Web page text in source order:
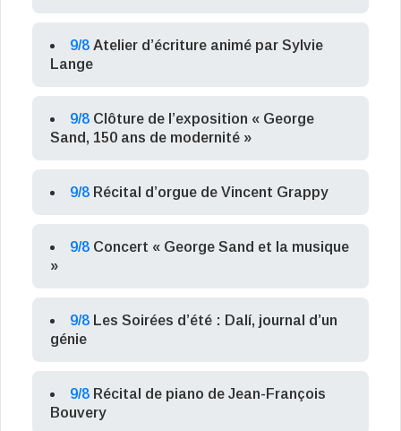
9/8 Atelier d’écriture animé par Sylvie
Lange
9/8 Clôture de l’exposition « George
Sand, 150 ans de modernité »
9/8 Récital d’orgue de Vincent Grappy
9/8 Concert « George Sand et la musique
»
9/8 Les Soirées d’été : Dalí, journal d’un
génie
9/8 Récital de piano de Jean-François
Bouvery